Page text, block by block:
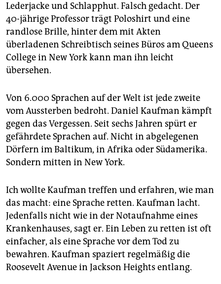
Lederjacke und Schlapphut. Falsch gedacht. Der
40-jährige Professor trägt Poloshirt und eine
randlose Brille, hinter dem mit Akten
überladenen Schreibtisch seines Büros am Queens
College in New York kann man ihn leicht
übersehen.
Von 6.000 Sprachen auf der Welt ist jede zweite
vom Aussterben bedroht. Daniel Kaufman kämpft
gegen das Vergessen. Seit sechs Jahren spürt er
gefährdete Sprachen auf. Nicht in abgelegenen
Dörfern im Baltikum, in Afrika oder Südamerika.
Sondern mitten in New York.
Ich wollte Kaufman treffen und erfahren, wie man
das macht: eine Sprache retten. Kaufman lacht.
Jedenfalls nicht wie in der Notaufnahme eines
Krankenhauses, sagt er. Ein Leben zu retten ist oft
einfacher, als eine Sprache vor dem Tod zu
bewahren. Kaufman spaziert regelmäßig die
Roosevelt Avenue in Jackson Heights entlang.